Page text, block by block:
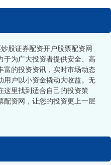
股证券配资开户股票配资网
为广大投资者提供安全、高
富的投资资讯，实时市场动态
用户以小资金撬动大收益。无
这里找到适合自己的投资策
配资网，让您的投资更上一层